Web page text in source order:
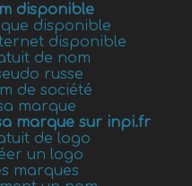
disponible
disponible
disponible
de nom
russe
de société
marque
marque sur inpi.fr
de logo
un logo
marques